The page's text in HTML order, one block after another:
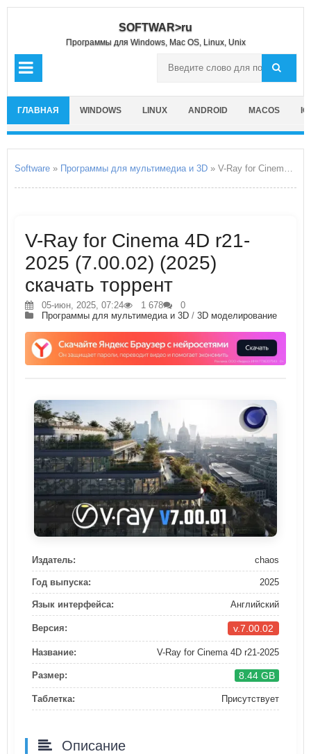
SOFTWAR>ru
Программы для Windows, Mac OS, Linux, Unix
ГЛАВНАЯ WINDOWS LINUX ANDROID MACOS
Software » Программы для мультимедиа и 3D » V-Ray for Cinema 4D r21-2025
V-Ray for Cinema 4D r21-
2025 (7.00.02) (2025)
скачать торрент
05-июн, 2025, 07:24 1 678
0
Программы для мультимедиа и 3D / 3D моделирование
Издатель: chaos
Год выпуска: 2025
Язык интерфейса: Английский
Версия: v.7.00.02
Название: V-Ray for Cinema 4D r21-2025
Размер: 8.44 GB
Таблетка: Присутствует
Описание